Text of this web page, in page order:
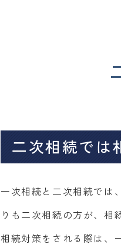
二次相続では
一次相続と二次相続では
りも二次相続の方が、相
相続対策をされる際は、